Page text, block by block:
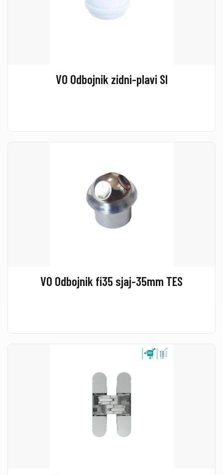
VO Odbojnik zidni-plavi SI
VO Odbojnik fi35 sjaj-35mm TES